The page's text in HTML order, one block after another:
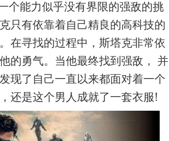
个能力似乎没有界限的强敌的挑
只有依靠着自己精良的高科技的
在寻找的过程中，斯塔克非常依
的勇气。当他最终找到强敌， 并
现了自己一直以来都面对着一个
还是这个男人成就了一套衣服!